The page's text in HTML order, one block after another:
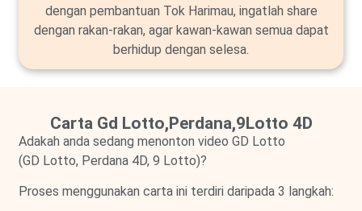
dengan pembantuan Tok Harimau, ingatlah share
dengan rakan-rakan, agar kawan-kawan semua dapat
berhidup dengan selesa.
Carta Gd Lotto,Perdana,9Lotto 4D
Adakah anda sedang menonton video GD Lotto
(GD Lotto, Perdana 4D, 9 Lotto)?
Proses menggunakan carta ini terdiri daripada 3 langkah: